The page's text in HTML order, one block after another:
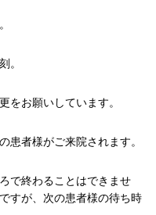
。
をお願いしています。
者様がご来院されます。
で終わることはできませ
すが、次の患者様の待ち時